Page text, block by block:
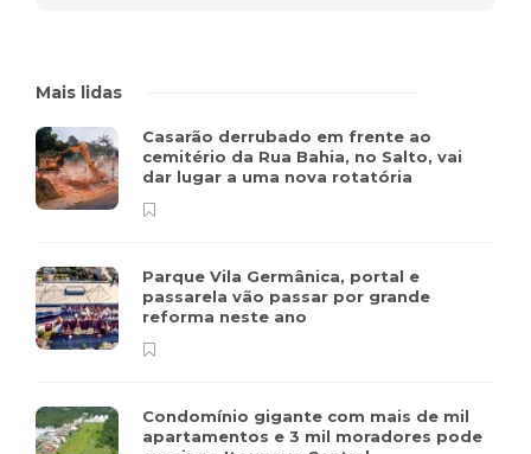
Mais lidas
Casarão derrubado em frente ao
cemitério da Rua Bahia, no Salto, vai
dar lugar a uma nova rotatória
Parque Vila Germânica, portal e
passarela vão passar por grande
reforma neste ano
Condomínio gigante com mais de mil
apartamentos e 3 mil moradores pode